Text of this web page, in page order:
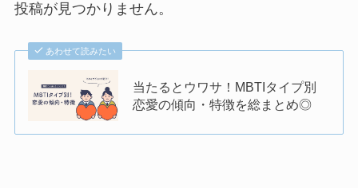
投稿が見つかりません。
あわせて読みたい
当たるとウワサ！MBTIタイプ別
恋愛の傾向・特徴を総まとめ◎